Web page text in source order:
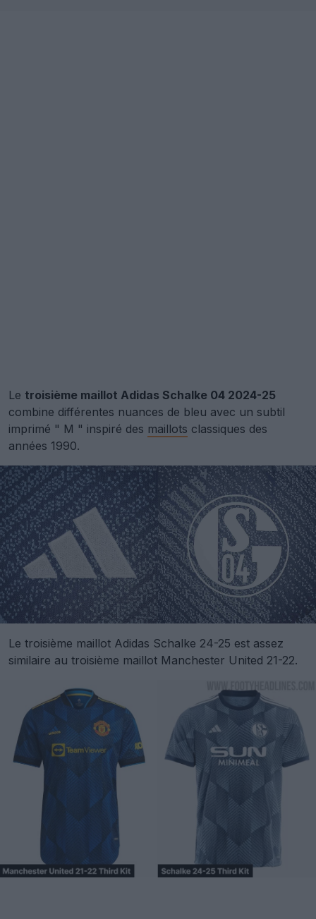
Le troisième maillot Adidas Schalke 04 2024-25
combine différentes nuances de bleu avec un subtil
imprimé " M " inspiré des maillots classiques des
années 1990.
Le troisième maillot Adidas Schalke 24-25 est assez
similaire au troisième maillot Manchester United 21-22.